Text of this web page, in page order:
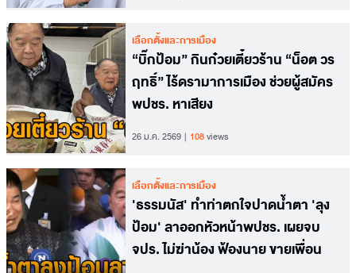
เลือกตั้งและการเมือง
“บิ๊กป้อม” กินก๋วยเตี๋ยวร้าน “น็อต วร
ฤทธิ์” ไร้ดรามาการเมือง ช่วยผู้สมัคร
พปชร. หาเสียง
26 ม.ค. 2569 108views
เลือกตั้งและการเมือง
'ธรรมนัส' ทำท่าตกใจปาดน้ำตา 'ลุง
ป้อม' ลาออกหัวหน้าพปชร. เผยจบ
จปร. ไม่ฆ่าน้อง ฟ้องนาย ขายเพื่อน